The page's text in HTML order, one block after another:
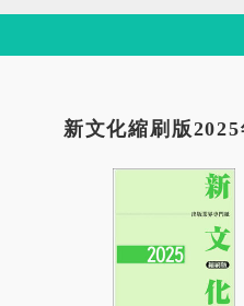
新文化縮刷版2025